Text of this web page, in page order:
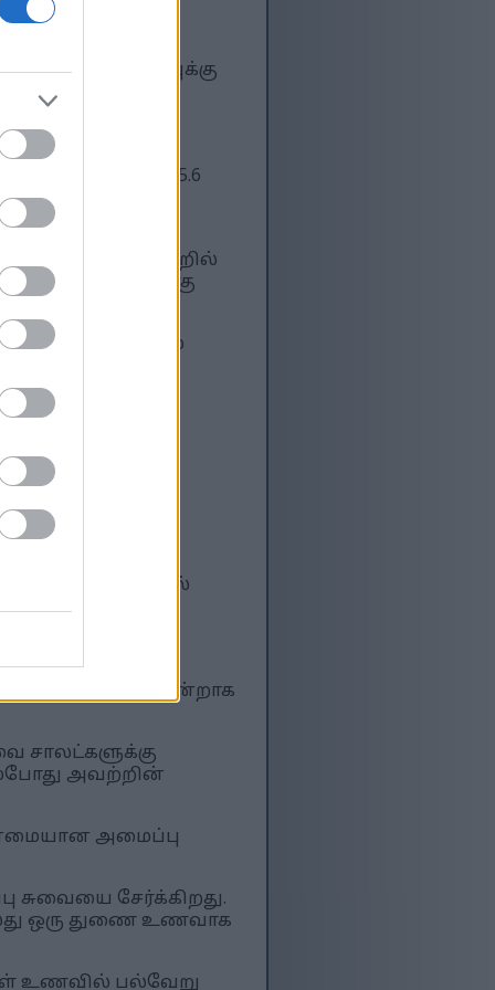
மதிப்புக்கு
ஆரோக்கியமான
இறைச்சி
அவற்றில் 15.6
அவற்றில்
செயல்பாட்டிற்கு
தசைகள் மற்றும்
உதவுகிறது.
அவை பல
கலவை
மற்றும் சமையல்
சமையலை
திறன்
உணவுகளுடன் நன்றாக
சாலட்களுக்கு
அவற்றின்
அமைப்பு
சுவையை சேர்க்கிறது.
ஒரு துணை உணவாக
உணவில் பல்வேறு